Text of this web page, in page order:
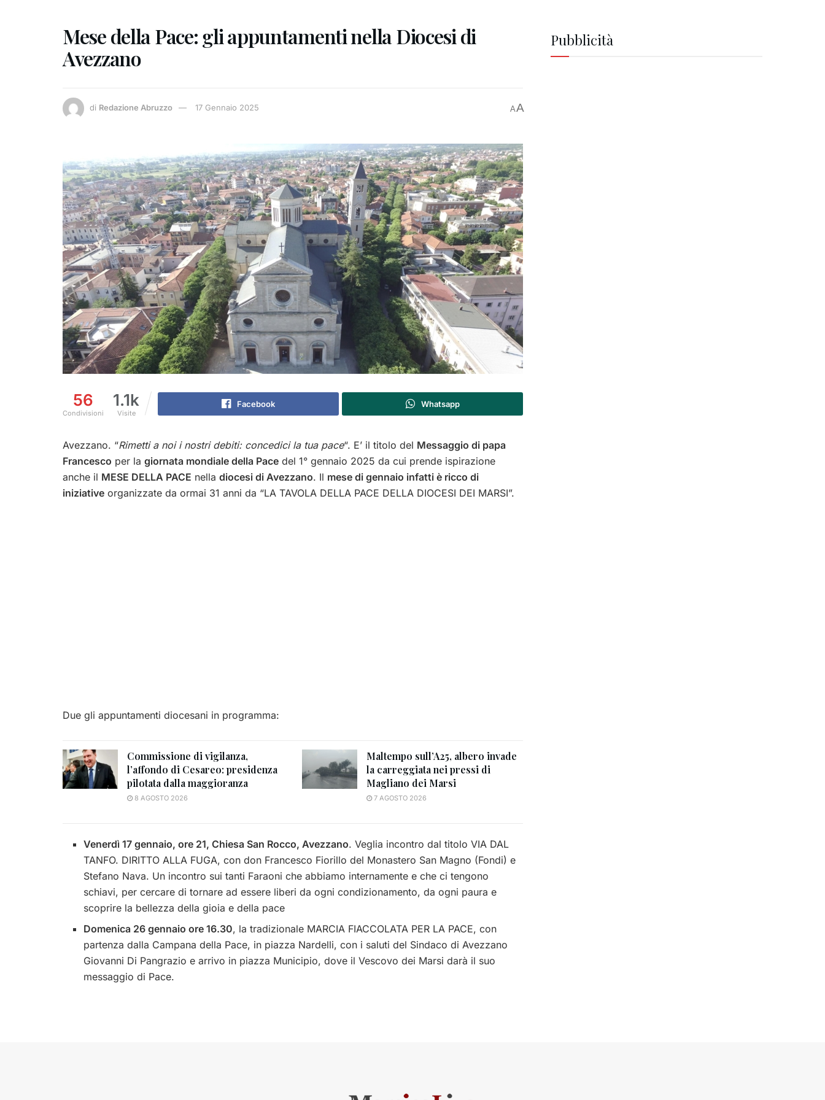
Mese della Pace: gli appuntamenti nella Diocesi di
Avezzano
di Redazione Abruzzo 17 Gennaio 2025 AA
56
Condivisioni
1.1k
Visite
Facebook Whatsapp
Avezzano. “Rimetti a noi i nostri debiti: concedici la tua pace“. E’ il titolo del Messaggio di papa
Francesco per la giornata mondiale della Pace del 1° gennaio 2025 da cui prende ispirazione
anche il MESE DELLA PACE nella diocesi di Avezzano. Il mese di gennaio infatti è ricco di
iniziative organizzate da ormai 31 anni da “LA TAVOLA DELLA PACE DELLA DIOCESI DEI MARSI”.
Due gli appuntamenti diocesani in programma:
Commissione di vigilanza,
l’affondo di Cesareo: presidenza
pilotata dalla maggioranza
8 AGOSTO 2026
Maltempo sull’A25, albero invade
la carreggiata nei pressi di
Magliano dei Marsi
7 AGOSTO 2026
Venerdì 17 gennaio, ore 21, Chiesa San Rocco, Avezzano. Veglia incontro dal titolo VIA DAL
TANFO. DIRITTO ALLA FUGA, con don Francesco Fiorillo del Monastero San Magno (Fondi) e
Stefano Nava. Un incontro sui tanti Faraoni che abbiamo internamente e che ci tengono
schiavi, per cercare di tornare ad essere liberi da ogni condizionamento, da ogni paura e
scoprire la bellezza della gioia e della pace
Domenica 26 gennaio ore 16.30, la tradizionale MARCIA FIACCOLATA PER LA PACE, con
partenza dalla Campana della Pace, in piazza Nardelli, con i saluti del Sindaco di Avezzano
Giovanni Di Pangrazio e arrivo in piazza Municipio, dove il Vescovo dei Marsi darà il suo
messaggio di Pace.
Pubblicità